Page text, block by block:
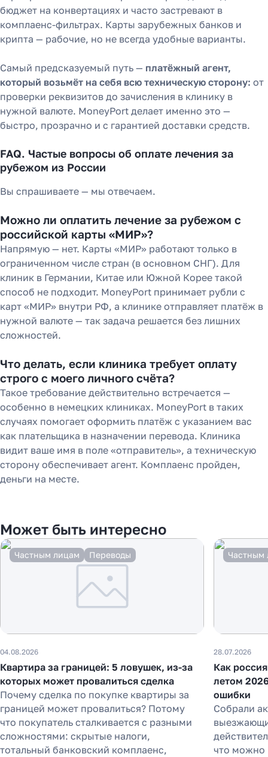
бюджет на конвертациях и часто застревают в
комплаенс-фильтрах. Карты зарубежных банков и
крипта — рабочие, но не всегда удобные варианты.
Самый предсказуемый путь — платёжный агент,
который возьмёт на себя всю техническую сторону: от
проверки реквизитов до зачисления в клинику в
нужной валюте. MoneyPort делает именно это —
быстро, прозрачно и с гарантией доставки средств.
FAQ. Частые вопросы об оплате лечения за
рубежом из России
Вы спрашиваете — мы отвечаем.
Можно ли оплатить лечение за рубежом с
российской карты «МИР»?
Напрямую — нет. Карты «МИР» работают только в
ограниченном числе стран (в основном СНГ). Для
клиник в Германии, Китае или Южной Корее такой
способ не подходит. MoneyPort принимает рубли с
карт «МИР» внутри РФ, а клинике отправляет платёж в
нужной валюте — так задача решается без лишних
сложностей.
Что делать, если клиника требует оплату
строго с моего личного счёта?
Такое требование действительно встречается —
особенно в немецких клиниках. MoneyPort в таких
случаях помогает оформить платёж с указанием вас
как плательщика в назначении перевода. Клиника
видит ваше имя в поле «отправитель», а техническую
сторону обеспечивает агент. Комплаенс пройден,
деньги на месте.
Может быть интересно
Частным лицам Переводы
04.08.2026
Квартира за границей: 5 ловушек, из-за
которых может провалиться сделка
Почему сделка по покупке квартиры за
границей может провалиться? Потому
что покупатель сталкивается с разными
сложностями: скрытые налоги,
тотальный банковский комплаенс,
Частным
28.07.2026
Как
летом
ошибки
Собрали
что можно